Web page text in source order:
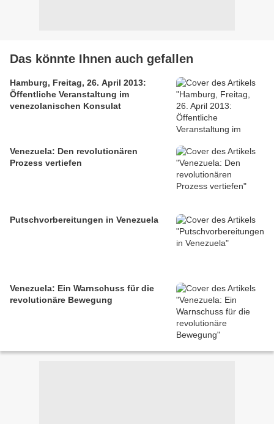
Das könnte Ihnen auch gefallen
Hamburg, Freitag, 26. April 2013:
Öffentliche Veranstaltung im
venezolanischen Konsulat
Venezuela: Den revolutionären
Prozess vertiefen
Putschvorbereitungen in Venezuela
Venezuela: Ein Warnschuss für die
revolutionäre Bewegung